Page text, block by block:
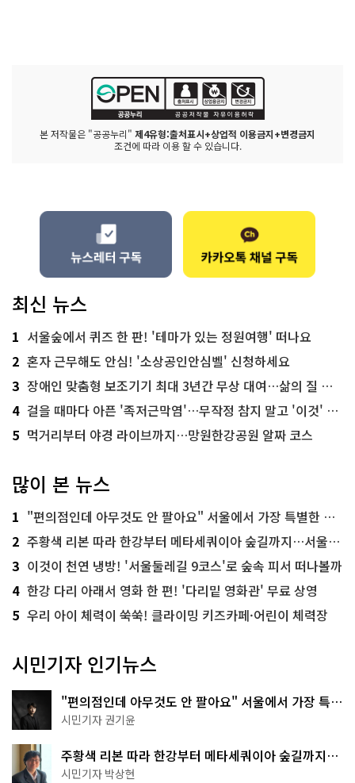
본 저작물은 "공공누리" 제4유형:출처표시+상업적 이용금지+변경금지
조건에 따라 이용 할 수 있습니다.
최신 뉴스
1 서울숲에서 퀴즈 한 판! '테마가 있는 정원여행' 떠나요
2 혼자 근무해도 안심! '소상공인안심벨' 신청하세요
3 장애인 맞춤형 보조기기 최대 3년간 무상 대여…삶의 질 높인다
4 걸을 때마다 아픈 '족저근막염'…무작정 참지 말고 '이것' 해보세요!
5 먹거리부터 야경 라이브까지…망원한강공원 알짜 코스
많이 본 뉴스
1 "편의점인데 아무것도 안 팔아요" 서울에서 가장 특별한 편의점의 정체
2 주황색 리본 따라 한강부터 메타세쿼이아 숲길까지…서울둘레길 15코스
3 이것이 천연 냉방! '서울둘레길 9코스'로 숲속 피서 떠나볼까
4 한강 다리 아래서 영화 한 편! '다리밑 영화관' 무료 상영
5 우리 아이 체력이 쑥쑥! 클라이밍 키즈카페·어린이 체력장
시민기자 인기뉴스
"편의점인데 아무것도 안 팔아요" 서울에서 가장 특별
한 편의점의 정체
시민기자 권기윤
주황색 리본 따라 한강부터 메타세쿼이아 숲길까지…
서울둘레길 15코스
시민기자 박상현